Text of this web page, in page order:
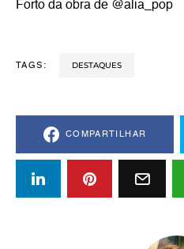
Forto da obra de @alia_pop
TAGS: DESTAQUES
COMPARTILHAR